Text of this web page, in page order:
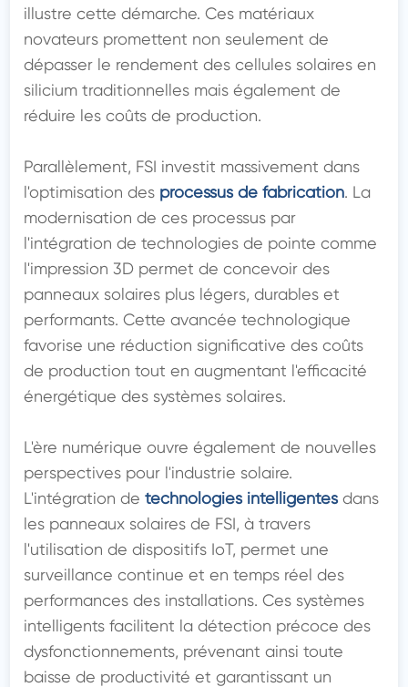
illustre cette démarche. Ces matériaux
novateurs promettent non seulement de
dépasser le rendement des cellules solaires en
silicium traditionnelles mais également de
réduire les coûts de production.
Parallèlement, FSI investit massivement dans
l'optimisation des processus de fabrication. La
modernisation de ces processus par
l'intégration de technologies de pointe comme
l'impression 3D permet de concevoir des
panneaux solaires plus légers, durables et
performants. Cette avancée technologique
favorise une réduction significative des coûts
de production tout en augmentant l'efficacité
énergétique des systèmes solaires.
L'ère numérique ouvre également de nouvelles
perspectives pour l'industrie solaire.
L'intégration de technologies intelligentes dans
les panneaux solaires de FSI, à travers
l'utilisation de dispositifs IoT, permet une
surveillance continue et en temps réel des
performances des installations. Ces systèmes
intelligents facilitent la détection précoce des
dysfonctionnements, prévenant ainsi toute
baisse de productivité et garantissant un